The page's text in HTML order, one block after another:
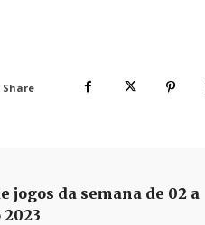
Share
jogos da semana de 02 a